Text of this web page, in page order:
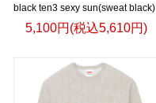
black ten3 sexy sun(sweat black)
5,100円(税込5,610円)